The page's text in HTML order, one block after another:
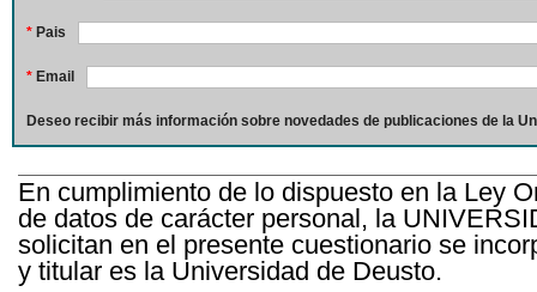
* Pais
* Email
Deseo recibir más información sobre novedades de publicaciones de la
En cumplimiento de lo dispuesto en la Ley
de datos de carácter personal, la
solicitan en el presente cuestionario se
y titular es la Universidad de Deusto.